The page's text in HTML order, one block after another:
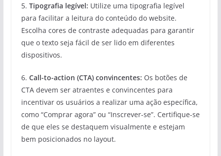
5. Tipografia legível: Utilize uma tipografia legível
para facilitar a leitura do conteúdo do website.
Escolha cores de contraste adequadas para garantir
que o texto seja fácil de ser lido em diferentes
dispositivos.
6. Call-to-action (CTA) convincentes: Os botões de
CTA devem ser atraentes e convincentes para
incentivar os usuários a realizar uma ação específica,
como “Comprar agora” ou “Inscrever-se”. Certifique-se
de que eles se destaquem visualmente e estejam
bem posicionados no layout.